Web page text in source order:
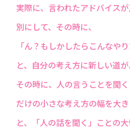
実際に、言われたアドバイス
別にして、その時に、
「ん？もしかしたらこんなや
と、自分の考え方に新しい道
その時に、人の言うことを聞
だけの小さな考え方の幅を大
と、「人の話を聞く」ことの